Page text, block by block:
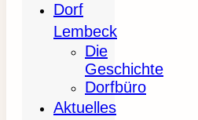
Dorf
Lembeck
Die
Geschichte
Dorfbüro
Aktuelles